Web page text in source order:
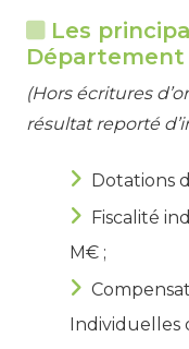
Les
Département
(Hors écritures
résultat reporté
Dotations
Fiscalité
M€ ;
Individuelles